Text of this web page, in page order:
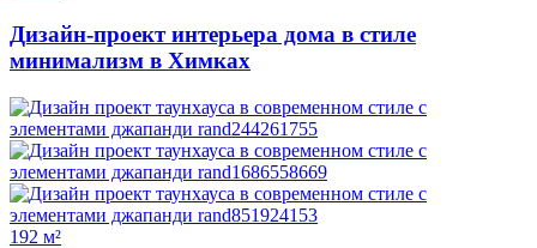
Дизайн-проект интерьера дома в стиле
минимализм в Химках
192 м²